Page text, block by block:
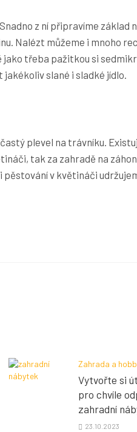
z ní připravíme základ
Nalézt můžeme i mnoho
třeba pažitkou si
slané i sladké jídlo.
plevel na trávníku.
tak za zahradě na
v květináči
Zahrada a
Vytvořte si
pro chvíle
zahradní
23.10.2023